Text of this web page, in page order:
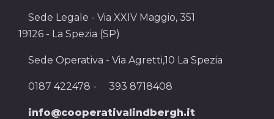
Sede Legale - Via XXIV Maggio, 351
19126 - La Spezia (SP)
Sede Operativa - Via Agretti,10 La Spezia
0187 422478 - 393 8718408
info@cooperativalindbergh.it